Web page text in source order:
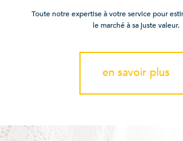
Toute notre expertise à votre service pour
le marché à sa juste valeur.
en savoir plus